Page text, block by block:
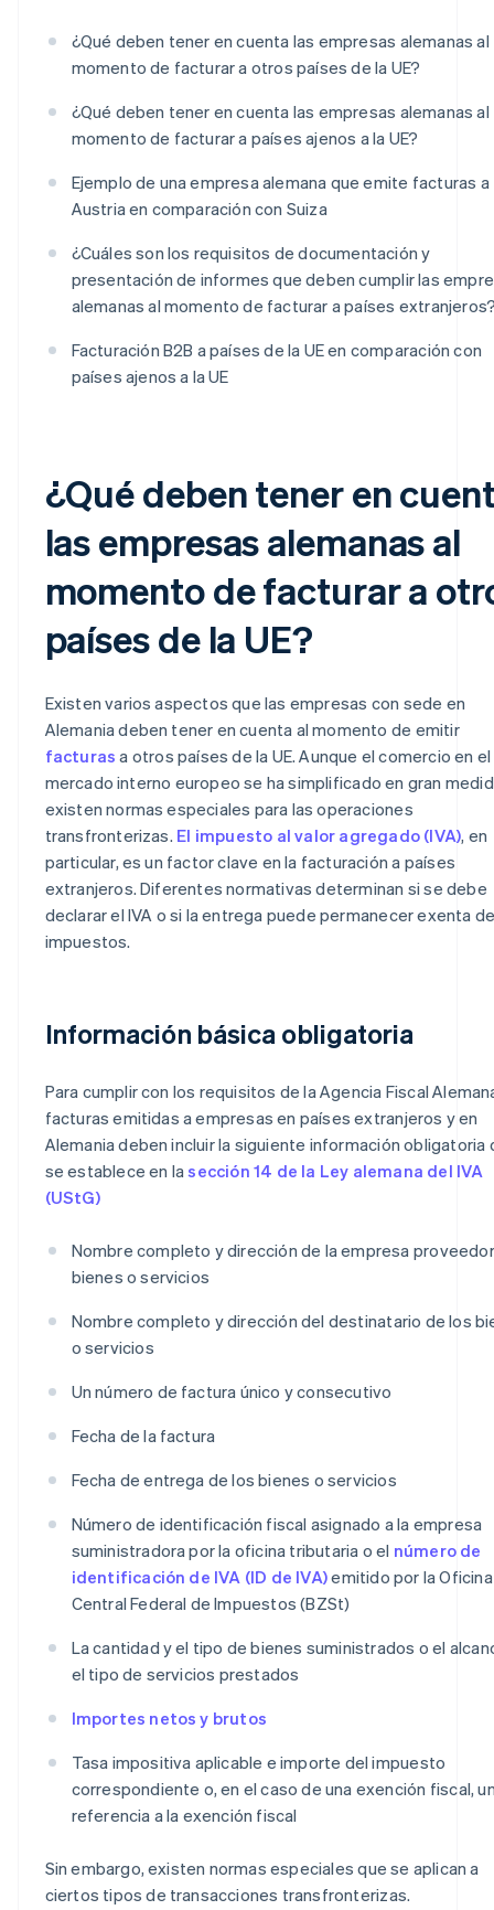
¿Qué deben tener en cuenta las empresas alemanas al
momento de facturar a otros países de la UE?
¿Qué deben tener en cuenta las empresas alemanas al
momento de facturar a países ajenos a la UE?
Ejemplo de una empresa alemana que emite facturas a
Austria en comparación con Suiza
¿Cuáles son los requisitos de documentación y
presentación de informes que deben cumplir las
alemanas al momento de facturar a países
Facturación B2B a países de la UE en comparación con
países ajenos a la UE
¿Qué deben tener en
las empresas alemanas al
momento de facturar a
países de la UE?
Existen varios aspectos que las empresas con sede en
Alemania deben tener en cuenta al momento de emitir
facturas a otros países de la UE. Aunque el comercio en el
mercado interno europeo se ha simplificado en gran
existen normas especiales para las operaciones
transfronterizas. El impuesto al valor agregado (IVA), en
particular, es un factor clave en la facturación a países
extranjeros. Diferentes normativas determinan si se debe
declarar el IVA o si la entrega puede permanecer exenta
impuestos.
Información básica obligatoria
Para cumplir con los requisitos de la Agencia Fiscal
facturas emitidas a empresas en países extranjeros y en
Alemania deben incluir la siguiente información obligatoria
se establece en lasección 14 de la Ley alemana del IVA
(UStG)
Nombre completo y dirección de la empresa
bienes o servicios
Nombre completo y dirección del destinatario de los
o servicios
Un número de factura único y consecutivo
Fecha de la factura
Fecha de entrega de los bienes o servicios
Número de identificación fiscal asignado a la empresa
suministradora por la oficina tributaria o el número de
identificación de IVA (ID de IVA)emitido por la Oficina
Central Federal de Impuestos (BZSt)
La cantidad y el tipo de bienes suministrados o el
el tipo de servicios prestados
Importes netos y brutos
Tasa impositiva aplicable e importe del impuesto
correspondiente o, en el caso de una exención fiscal,
referencia a la exención fiscal
Sin embargo, existen normas especiales que se aplican a
ciertos tipos de transacciones transfronterizas.